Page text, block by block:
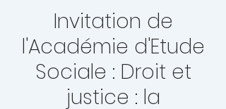
Invitation de
l'Académie d'Etude
Sociale : Droit et
justice : la